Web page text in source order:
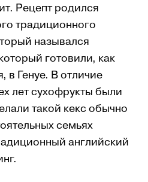
Рецепт родился
традиционного
назывался
готовили, как
в Генуе. В отличие
лет сухофрукты были
такой кекс обычно
семьях
английский